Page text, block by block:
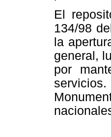
El
134/98
la
general,
por